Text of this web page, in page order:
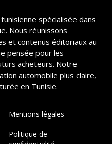
spécialisée dans
Nous réunissons
et contenus éditoriaux au
pensée pour les
acheteurs. Notre
automobile plus claire,
en Tunisie.
Mentions légales
Politique de